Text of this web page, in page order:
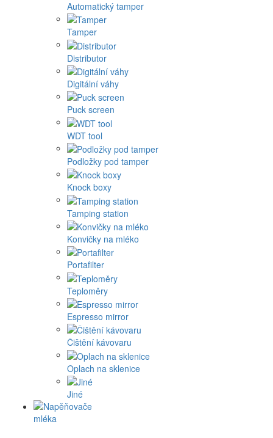
Automatický tamper
Tamper
Distributor
Digitální váhy
Puck screen
WDT tool
Podložky pod tamper
Knock boxy
Tamping station
Konvičky na mléko
Portafilter
Teploměry
Espresso mirror
Čištění kávovaru
Oplach na sklenice
Jiné